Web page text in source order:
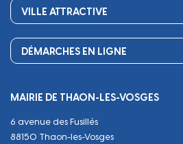
Démocratie participative
Publications
Scolarité
Périscolaire
Séniors, social, santé
Circuler
Emploi
Culture
Associations
Equipements
VILLE ATTRACTIVE
Commerces et artisanat
Urbanisme
Tranquillité et sécurité
DÉMARCHES EN LIGNE
Décès
Papiers et citoyenneté
MAIRIE DE THAON-LES-VOSGES
6 avenue des Fusillés
88150 Thaon-les-Vosges